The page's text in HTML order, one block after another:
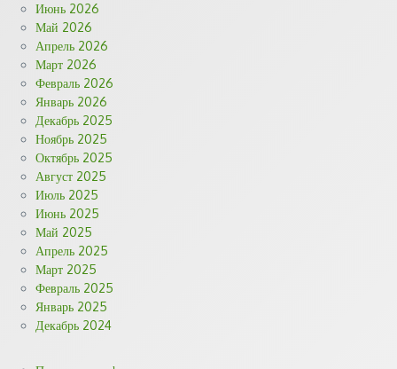
Июнь 2026
Май 2026
Апрель 2026
Март 2026
Февраль 2026
Январь 2026
Декабрь 2025
Ноябрь 2025
Октябрь 2025
Август 2025
Июль 2025
Июнь 2025
Май 2025
Апрель 2025
Март 2025
Февраль 2025
Январь 2025
Декабрь 2024